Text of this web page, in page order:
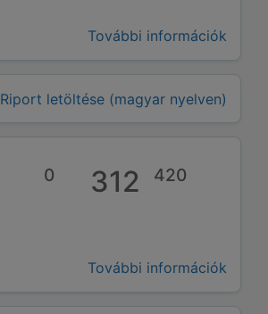
További információk
Riport letöltése (magyar nyelven)
0 312 420
További információk